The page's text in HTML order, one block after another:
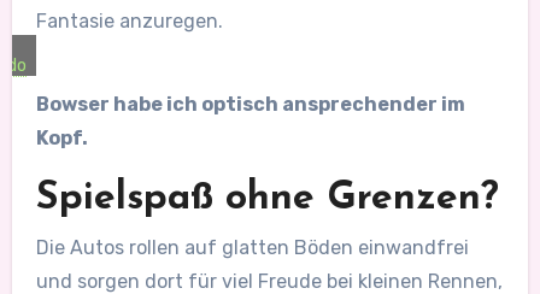
Fantasie anzuregen.
Bowser habe ich optisch ansprechender im
Kopf.
Spielspaß ohne Grenzen?
Die Autos rollen auf glatten Böden einwandfrei
und sorgen dort für viel Freude bei kleinen Rennen,